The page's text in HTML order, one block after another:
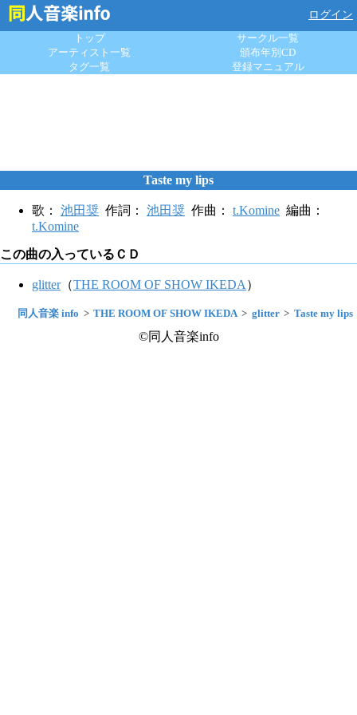
ログイン
トップ
サークル一覧
アーティスト一覧
頒布年別CD
タグ一覧
登録マニュアル
Taste my lips
歌： 池田奨 作詞： 池田奨 作曲： t.Komine 編曲：
t.Komine
この曲の入っているＣＤ
glitter（THE ROOM OF SHOW IKEDA ）
同人音楽 info THE ROOM OF SHOW IKEDA glitter Taste my lips
©同人音楽info